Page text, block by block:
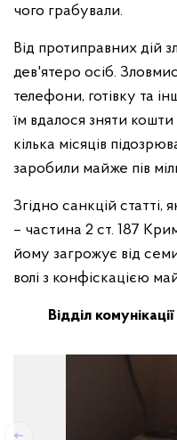
чого грабували.
Від протиправних дій
дев'ятеро осіб.
телефони, готівку та
їм вдалося зняти
кілька місяців
заробили майже пів
Згідно санкцій статті,
– частина 2 ст. 187
йому загрожує від
волі з конфіскацією
Відділ